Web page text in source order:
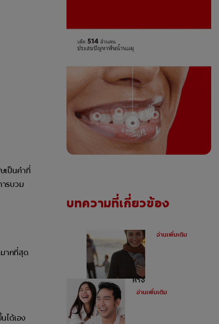
เป็นคำที่
รบวม
มากที่สุด
ได้เอง
บทความที่เกี่ยวข้อง
อ่านเพิ่มเติม
อุดฟันหน้าสำหรับฟันหน้า
ห่าง
อ่านเพิ่มเติม